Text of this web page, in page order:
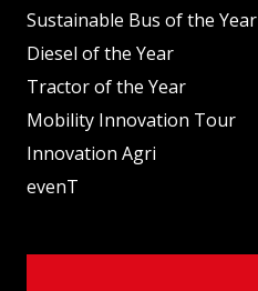
Sustainable Bus of the Year
Diesel of the Year
Tractor of the Year
Mobility Innovation Tour
Innovation Agri
evenT